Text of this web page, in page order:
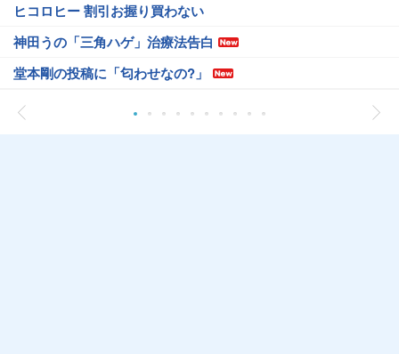
ヒコロヒー 割引お握り買わない
神田うの「三角ハゲ」治療法告白
堂本剛の投稿に「匂わせなの?」